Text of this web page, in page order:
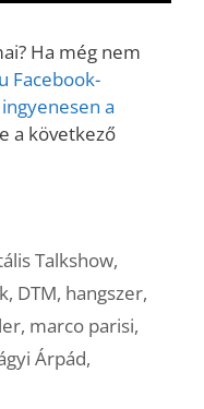
Ha még nem
Facebook-
a
a következő
Talkshow,
, DTM, hangszer,
, marco parisi,
Árpád,